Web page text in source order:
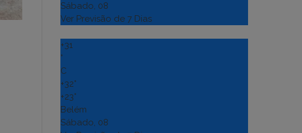
Sábado, 08
Ver Previsão de 7 Dias
+31
°
C
+32°
+23°
Belém
Sábado, 08